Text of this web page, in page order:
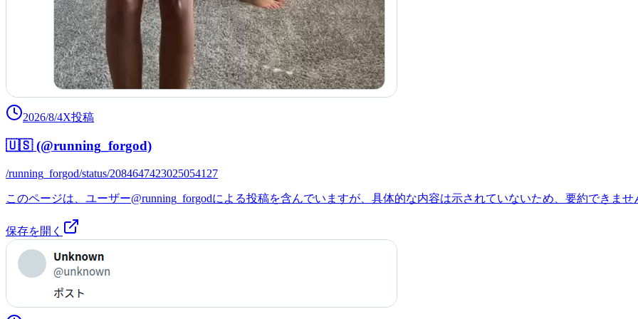
2026/8/4X投稿
🇺🇸 (@running_forgod)
/running_forgod/status/2084647423025054127
このページは、ユーザー@running_forgodによる投稿を含んでいますが、具体的な内容は示されていないため、要約できませ
保存を開く